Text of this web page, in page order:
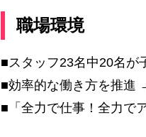
職場環境
■スタッフ23名中20名が
■効率的な働き方を推進
■「全力で仕事！全力で